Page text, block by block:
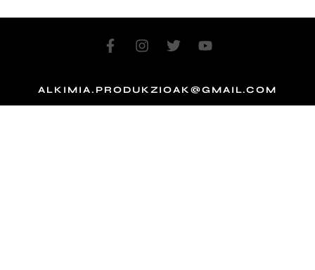
ALKIMIA.PRODUKZIOAK@GMAIL.COM